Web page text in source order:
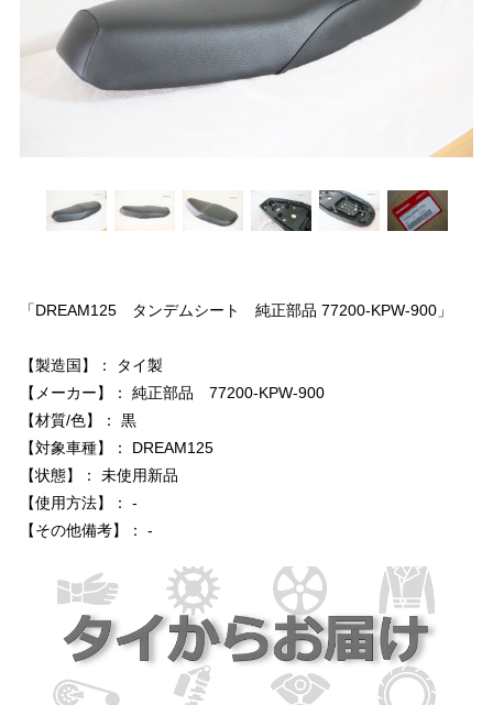
「DREAM125 タンデムシート 純正部品 77200-KPW-900」
【製造国】： タイ製
【メーカー】： 純正部品 77200-KPW-900
【材質/色】： 黒
【対象車種】： DREAM125
【状態】： 未使用新品
【使用方法】： -
【その他備考】： -